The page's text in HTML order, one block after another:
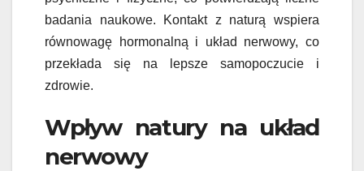
badania naukowe. Kontakt z naturą wspiera
równowagę hormonalną i układ nerwowy, co
przekłada się na lepsze samopoczucie i
zdrowie.
Wpływ natury na układ
nerwowy